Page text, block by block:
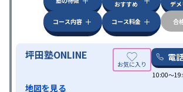
特徴
学習にPC・タブレットを利用
科目から受講可能季節講習のみの
の子どもに対応
おすすめ
デ
コース内容
コース料金 合
坪田塾ONLINE 電
10:00～
地図を見る